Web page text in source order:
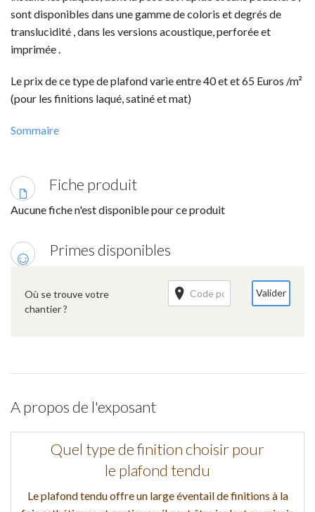
sont disponibles dans une gamme de coloris et degrés de
translucidité , dans les versions acoustique, perforée et
imprimée .
Le prix de ce type de plafond varie entre 40 et et 65 Euros /m²
(pour les finitions laqué, satiné et mat)
Sommaire
Fiche produit
Aucune fiche n'est disponible pour ce produit
Primes disponibles
Où se trouve votre
chantier ?
Valider
A propos de l'exposant
Quel type de finition choisir pour
le plafond tendu
Le plafond tendu offre un large éventail de finitions à la